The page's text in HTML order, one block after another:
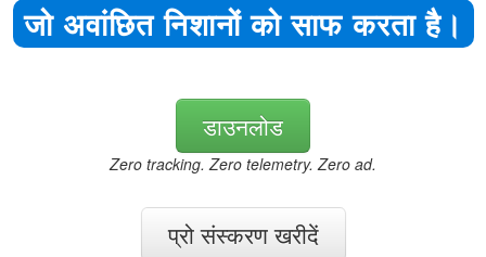
जो अवांछित निशानों को साफ करता है।
डाउनलोड
Zero tracking. Zero telemetry. Zero ad.
प्रो संस्करण खरीदें